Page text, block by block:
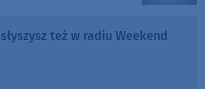
też w radiu Weekend